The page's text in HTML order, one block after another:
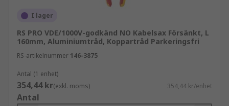
I lager
RS PRO VDE/1000V-godkänd NO Kabelsax Försänkt, L
160mm, Aluminiumtråd, Koppartråd Parkeringsfri
RS-artikelnummer 146-3875
Antal (1 enhet)
354,44 kr(exkl. moms) 354,44 kr/enhet
Antal